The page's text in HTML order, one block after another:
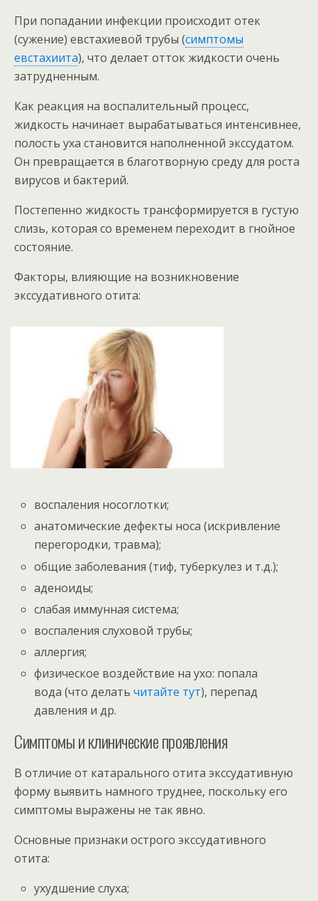
При попадании инфекции происходит отек
(сужение) евстахиевой трубы (симптомы
евстахиита), что делает отток жидкости очень
затрудненным.
Как реакция на воспалительный процесс,
жидкость начинает вырабатываться интенсивнее,
полость уха становится наполненной экссудатом.
Он превращается в благотворную среду для роста
вирусов и бактерий.
Постепенно жидкость трансформируется в густую
слизь, которая со временем переходит в гнойное
состояние.
Факторы, влияющие на возникновение
экссудативного отита:
воспаления носоглотки;
анатомические дефекты носа (искривление
перегородки, травма);
общие заболевания (тиф, туберкулез и т.д.);
аденоиды;
слабая иммунная система;
воспаления слуховой трубы;
аллергия;
физическое воздействие на ухо: попала
вода (что делатьчитайте тут), перепад
давления и др.
Симптомы и клинические проявления
В отличие от катарального отита экссудативную
форму выявить намного труднее, поскольку его
симптомы выражены не так явно.
Основные признаки острого экссудативного
отита:
ухудшение слуха;